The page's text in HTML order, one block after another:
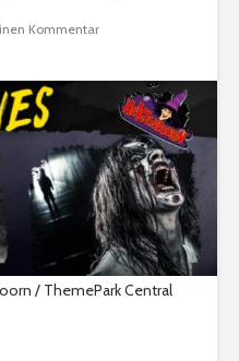
Kommentar
/ ThemePark Central